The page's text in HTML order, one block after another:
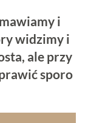
i
widzimy i
ale przy
sporo